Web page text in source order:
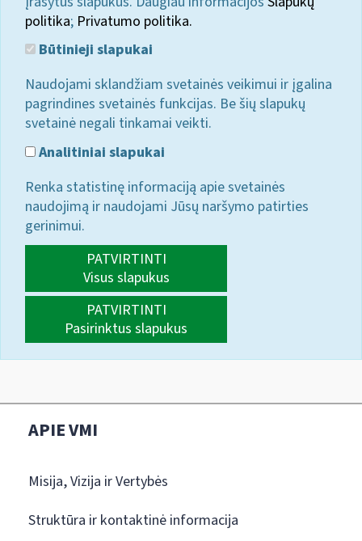
politika; Privatumo politika.
Būtinieji slapukai
Naudojami sklandžiam svetainės veikimui ir įgalina
pagrindines svetainės funkcijas. Be šių slapukų
svetainė negali tinkamai veikti.
Analitiniai slapukai
Renka statistinę informaciją apie svetainės
naudojimą ir naudojami Jūsų naršymo patirties
gerinimui.
PATVIRTINTI
Visus slapukus
PATVIRTINTI
Pasirinktus slapukus
APIE VMI
Misija, Vizija ir Vertybės
Struktūra ir kontaktinė informacija